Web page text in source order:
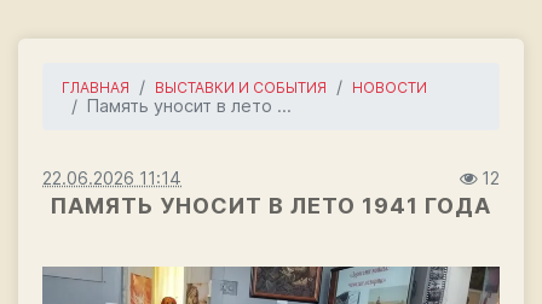
ГЛАВНАЯ ВЫСТАВКИ И СОБЫТИЯ НОВОСТИ
Память уносит в лето ...
22.06.2026 11:14 12
ПАМЯТЬ УНОСИТ В ЛЕТО 1941 ГОДА